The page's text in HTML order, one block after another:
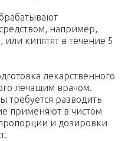
например,
кипятят в течение 5
лекарственного
лечащим врачом.
требуется разводить
применяют в чистом
и дозировки